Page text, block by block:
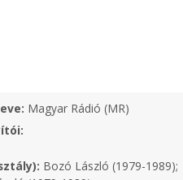
Magyar Rádió (MR)
Bozó László (1979-1989);